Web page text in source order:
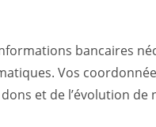
bancaires
Vos
et de l’évolution de